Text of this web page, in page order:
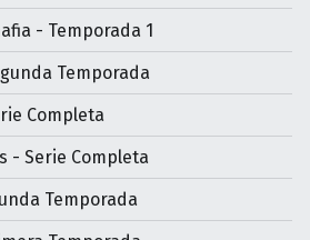
- Temporada 1
Temporada
Completa
- Serie Completa
Temporada